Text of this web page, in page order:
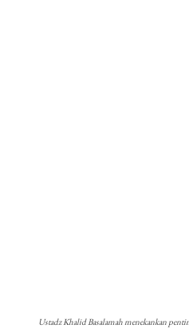
Ustadz Khalid Basalamah menekankan